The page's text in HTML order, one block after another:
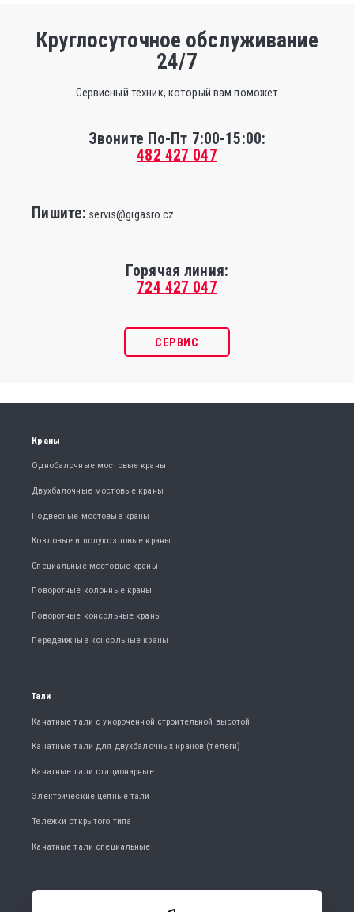
Круглосуточное обслуживание
24/7
Сервисный техник, который вам поможет
Звоните По-Пт 7:00-15:00:
482 427 047
Пишите: servis@gigasro.cz
Горячая линия:
724 427 047
СЕРВИС
Краны
Однобалочные мостовые краны
Двухбалочные мостовые краны
Подвесные мостовые краны
Козловые и полукозловые краны
Специальные мостовые краны
Поворотные колонные краны
Поворотные консольные краны
Передвижные консольные краны
Тали
Канатные тали с укороченной строительной высотой
Канатные тали для двухбалочных кранов (телеги)
Канатные тали стационарные
Электрические цепные тали
Тележки открытого типа
Канатные тали специальные